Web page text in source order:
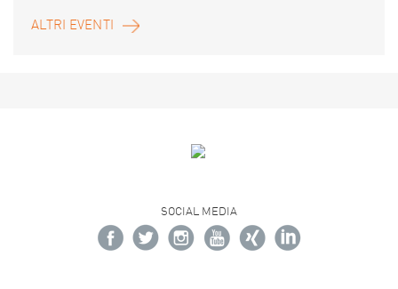
ALTRI EVENTI
SOCIAL MEDIA